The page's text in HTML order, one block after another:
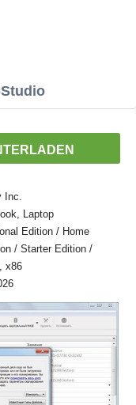
Inc.
Laptop
Edition / Home
/ Starter Edition /
x86